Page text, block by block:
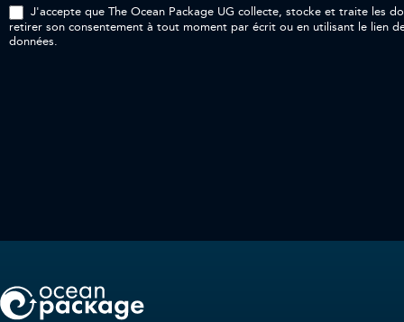
J'accepte que The Ocean Package UG collecte, stocke et traite les
retirer son consentement à tout moment par écrit ou en utilisant le lien
données.